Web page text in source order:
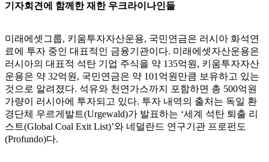
기자회견에 함께한 재한 우크라이나인들
미래에셋그룹, 키움투자자산운용, 국민연금은 러시아 화석연
료에 투자 중인 대표적인 금융기관이다. 미래에셋자산운용은
러시아의 대표적 석탄 기업 주식을 약 135억원, 키움투자자산
운용은 약 32억원, 국민연금은 약 101억원만큼 보유하고 있는
것으로 알려졌다. 석유와 천연가스까지 포함하면 총 500억원
가량이 러시아에 투자되고 있다. 투자 내역의 출처는 독일 환
경단체 우르게발트(Urgewald)가 발표하는 ‘세계 석탄 퇴출 리
스트(Global Coal Exit List)’와 네덜란드 연구기관 프로펀도
(Profundo)다.